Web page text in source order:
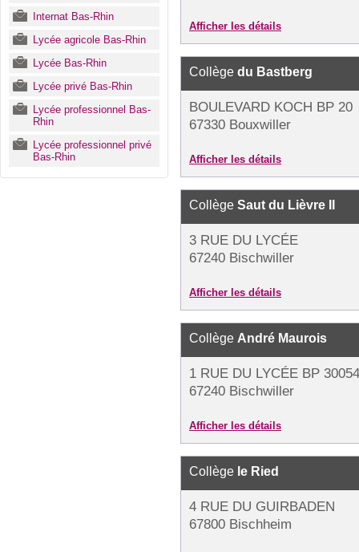
Internat Bas-Rhin
Lycée agricole Bas-Rhin
Lycée Bas-Rhin
Lycée privé Bas-Rhin
Lycée professionnel Bas-
Rhin
Lycée professionnel privé
Bas-Rhin
Afficher les détails
Collège du Bastberg
BOULEVARD KOCH BP 20
67330 Bouxwiller
Afficher les détails
Collège Saut du Lièvre II
3 RUE DU LYCÉE
67240 Bischwiller
Afficher les détails
Collège André Maurois
1 RUE DU LYCÉE BP 30054
67240 Bischwiller
Afficher les détails
Collège le Ried
4 RUE DU GUIRBADEN
67800 Bischheim